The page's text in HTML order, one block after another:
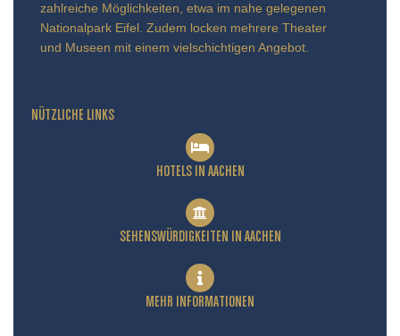
zahlreiche Möglichkeiten, etwa im nahe gelegenen
Nationalpark Eifel. Zudem locken mehrere Theater
und Museen mit einem vielschichtigen Angebot.
NÜTZLICHE LINKS
HOTELS IN AACHEN
SEHENSWÜRDIGKEITEN IN AACHEN
MEHR INFORMATIONEN